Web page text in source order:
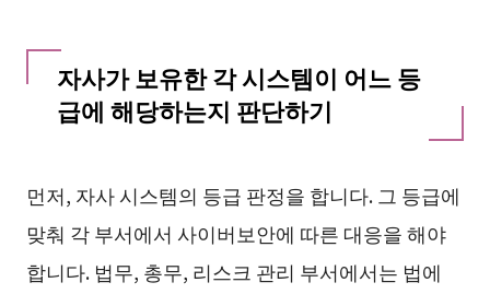
자사가 보유한 각 시스템이 어느 등
급에 해당하는지 판단하기
먼저, 자사 시스템의 등급 판정을 합니다. 그 등급에
맞춰 각 부서에서 사이버보안에 따른 대응을 해야
합니다. 법무, 총무, 리스크 관리 부서에서는 법에